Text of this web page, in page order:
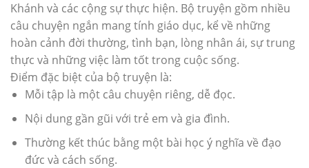
Khánh và các cộng sự thực hiện. Bộ truyện gồm nhiều
câu chuyện ngắn mang tính giáo dục, kể về những
hoàn cảnh đời thường, tình bạn, lòng nhân ái, sự trung
thực và những việc làm tốt trong cuộc sống.
Điểm đặc biệt của bộ truyện là:
Mỗi tập là một câu chuyện riêng, dễ đọc.
Nội dung gần gũi với trẻ em và gia đình.
Thường kết thúc bằng một bài học ý nghĩa về đạo
đức và cách sống.